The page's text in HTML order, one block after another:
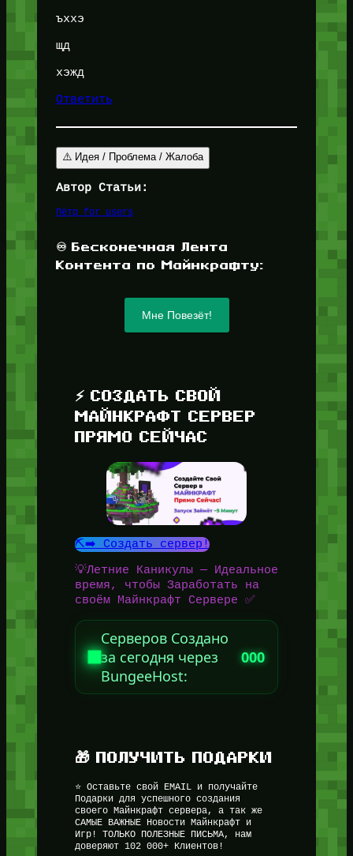
ъххэ
щд
хэжд
Ответить
⚠️ Идея / Проблема / Жалоба
Автор Статьи:
Пётр for_users
♾️ Бесконечная Лента
Контента по Майнкрафту:
Мне Повезёт!
⚡ СОЗДАТЬ СВОЙ
МАЙНКРАФТ СЕРВЕР
ПРЯМО СЕЙЧАС
⛏️➡️ Создать сервер!
💡Летние Каникулы — Идеальное
время, чтобы Заработать на
своём Майнкрафт Сервере ✅
Серверов Создано
за сегодня через
BungeeHost:
000
🎁 ПОЛУЧИТЬ ПОДАРКИ
⭐ Оставьте свой EMAIL и получайте
Подарки для успешного создания
своего Майнкрафт сервера, а так же
САМЫЕ ВАЖНЫЕ Новости Майнкрафт и
Игр! ТОЛЬКО ПОЛЕЗНЫЕ ПИСЬМА, нам
доверяют 102 000+ Клиентов!